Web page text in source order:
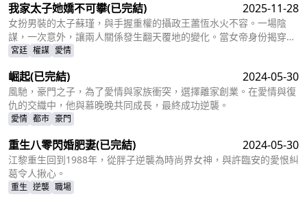
我家太子她嬌不可攀(已完結) 2025-11-28
女扮男裝的太子蘇瑾，與手握重權的攝政王蕭恆水火不容。一場陰
謀，一次意外，讓兩人關係發生翻天覆地的變化。當女帝身份揭穿，
她又將如何面對朝堂風雲和小叔的步步緊逼？
宮廷 權謀 愛情
崛起(已完結) 2024-05-30
風馳，豪門之子，為了愛情與家族衝突，選擇離家創業。在愛情與復
仇的交織中，他與慕晚晚共同成長，最終成功逆襲。
愛情 都市 豪門
重生八零閃婚肥妻(已完結) 2024-05-30
江黎重生回到1988年，從胖子逆襲為時尚界女神，與許臨安的愛恨糾
葛令人揪心。
重生 逆襲 職場